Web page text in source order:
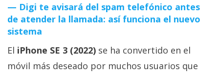
Sistemas
operativos
Profesional
Digi te avisará del spam telefónico antes
de atender la llamada: así funciona el nuevo
sistema
El iPhone SE 3 (2022) se ha convertido en el
móvil más deseado por muchos usuarios que